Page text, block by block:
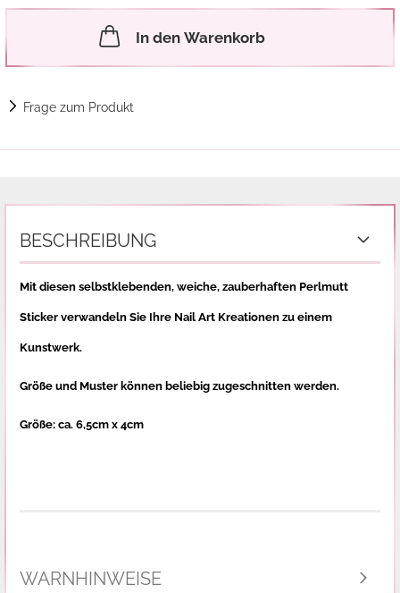
In den Warenkorb
Frage zum Produkt
BESCHREIBUNG
Mit diesen selbstklebenden,weiche,zauberhaften Perlmutt
Stickerverwandeln Sie Ihre Nail Art Kreationen zu einem
Kunstwerk.
Größe und Muster können beliebig zugeschnitten werden.
Größe: ca.6,5cm x4cm
WARNHINWEISE